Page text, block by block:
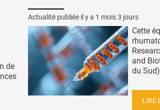
de
Actualité publiée il y a 1 mois 3 jours
Cette
and
du
LIRE